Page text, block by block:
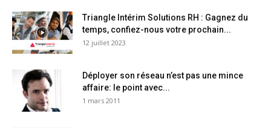
Triangle Intérim Solutions RH : Gagnez du
temps, confiez-nous votre prochain...
12 juillet 2023
Déployer son réseau n’est pas une mince
affaire: le point avec...
1 mars 2011